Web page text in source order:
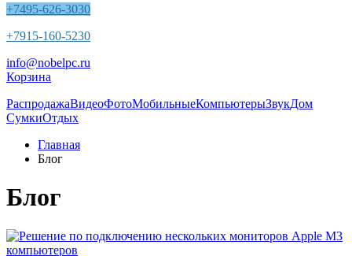
+7495-626-3030
+7915-160-5230
info@nobelpc.ru
Корзина
РаспродажаВидеоФотоМобильныеКомпьютерыЗвукДом
СумкиОтдых
Главная
Блог
Блог